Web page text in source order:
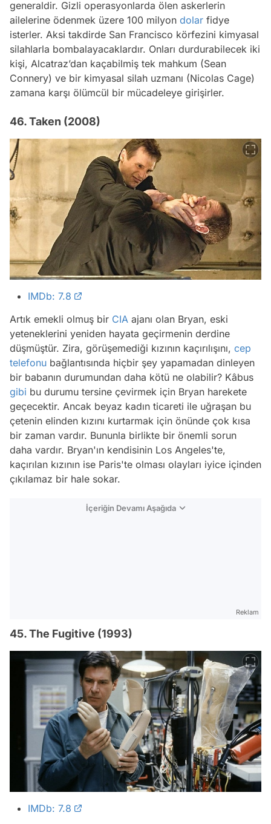
generaldir. Gizli operasyonlarda ölen askerlerin
ailelerine ödenmek üzere 100 milyon dolar fidye
isterler. Aksi takdirde San Francisco körfezini kimyasal
silahlarla bombalayacaklardır. Onları durdurabilecek iki
kişi, Alcatraz’dan kaçabilmiş tek mahkum (Sean
Connery) ve bir kimyasal silah uzmanı (Nicolas Cage)
zamana karşı ölümcül bir mücadeleye girişirler.
46. Taken (2008)
IMDb: 7.8
Artık emekli olmuş bir CIA ajanı olan Bryan, eski
yeteneklerini yeniden hayata geçirmenin derdine
düşmüştür. Zira, görüşemediği kızının kaçırılışını, cep
telefonu bağlantısında hiçbir şey yapamadan dinleyen
bir babanın durumundan daha kötü ne olabilir? Kâbus
gibi bu durumu tersine çevirmek için Bryan harekete
geçecektir. Ancak beyaz kadın ticareti ile uğraşan bu
çetenin elinden kızını kurtarmak için önünde çok kısa
bir zaman vardır. Bununla birlikte bir önemli sorun
daha vardır. Bryan'ın kendisinin Los Angeles'te,
kaçırılan kızının ise Paris'te olması olayları iyice içinden
çıkılamaz bir hale sokar.
İçeriğin Devamı Aşağıda
Reklam
45. The Fugitive (1993)
IMDb: 7.8